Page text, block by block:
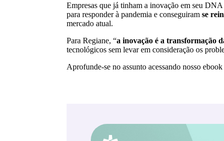
Empresas que já tinham a inovação em seu
para responder à pandemia e conseguiram se
mercado atual.
Para Regiane, “a inovação é a transformação
tecnológicos sem levar em consideração os
Aprofunde-se no assunto acessando nosso